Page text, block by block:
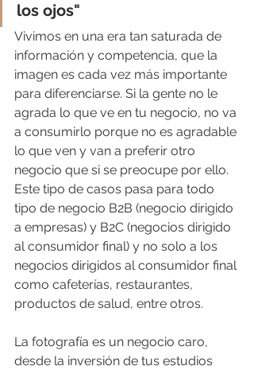
los ojos"
Vivimos en una era tan saturada de
información y competencia, que la
imagen es cada vez más importante
para diferenciarse. Si la gente no le
agrada lo que ve en tu negocio, no va
a consumirlo porque no es agradable
lo que ven y van a preferir otro
negocio que si se preocupe por ello.
Este tipo de casos pasa para todo
tipo de negocio B2B (negocio dirigido
a empresas) y B2C (negocios dirigido
al consumidor final) y no solo a los
negocios dirigidos al consumidor final
como cafeterías, restaurantes,
productos de salud, entre otros.
La fotografía es un negocio caro,
desde la inversión de tus estudios